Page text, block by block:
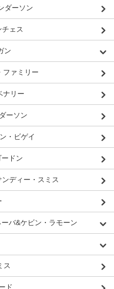
ダーソン
ェス
ン
ファミリー
ナリー
ーソン
・ビゲイ
ドン
ディー・スミス
ーバ&ケビン・ラモーン
ス
ド